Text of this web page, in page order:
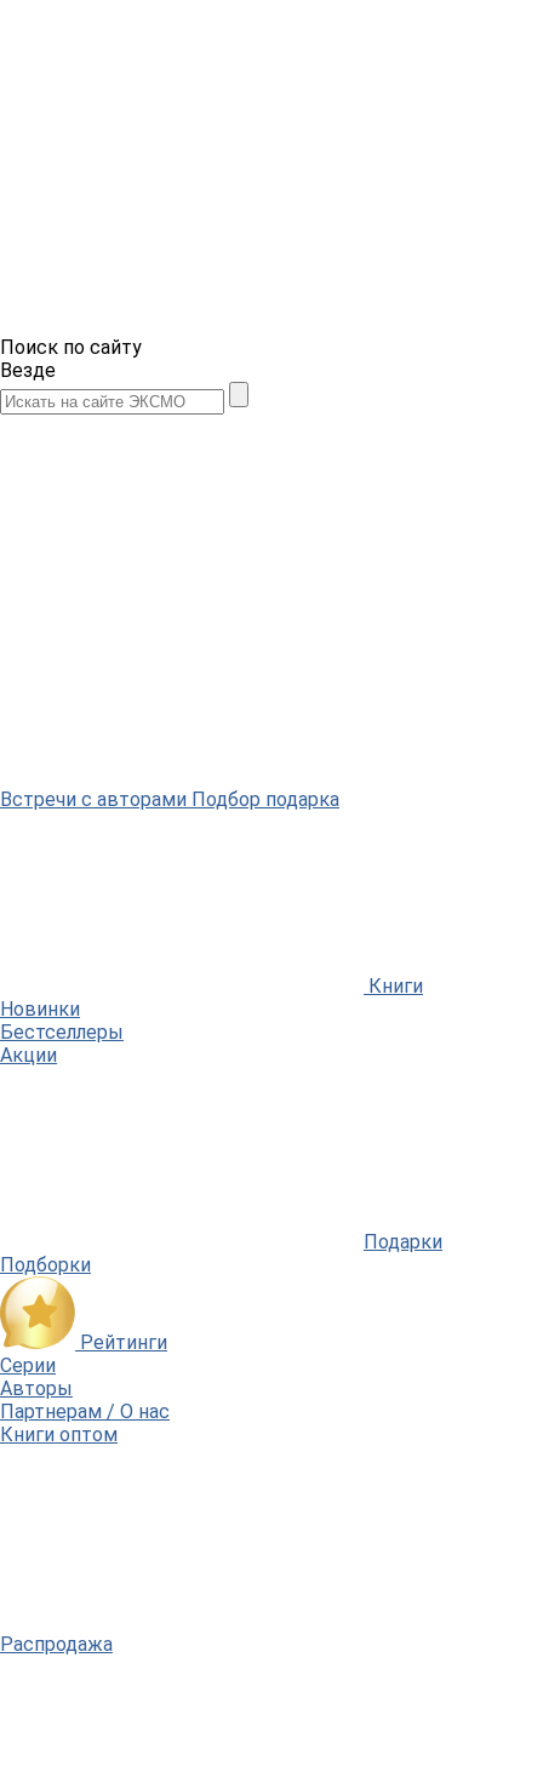
Поиск по сайту
Везде
Встречи с авторами Подбор подарка
Книги
Новинки
Бестселлеры
Акции
Подарки
Подборки
Рейтинги
Серии
Авторы
Партнерам / О нас
Книги оптом
Распродажа